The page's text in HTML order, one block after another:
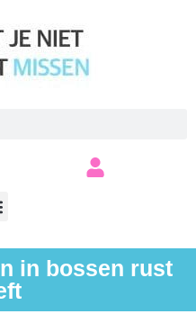
in bossen rust